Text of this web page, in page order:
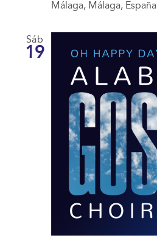
Málaga, Málaga, España
Sáb
19